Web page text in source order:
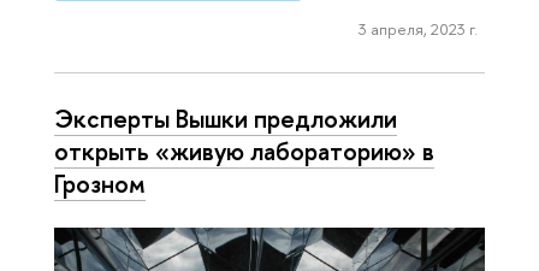
3 апреля, 2023 г.
Эксперты Вышки предложили
открыть «живую лабораторию» в
Грозном